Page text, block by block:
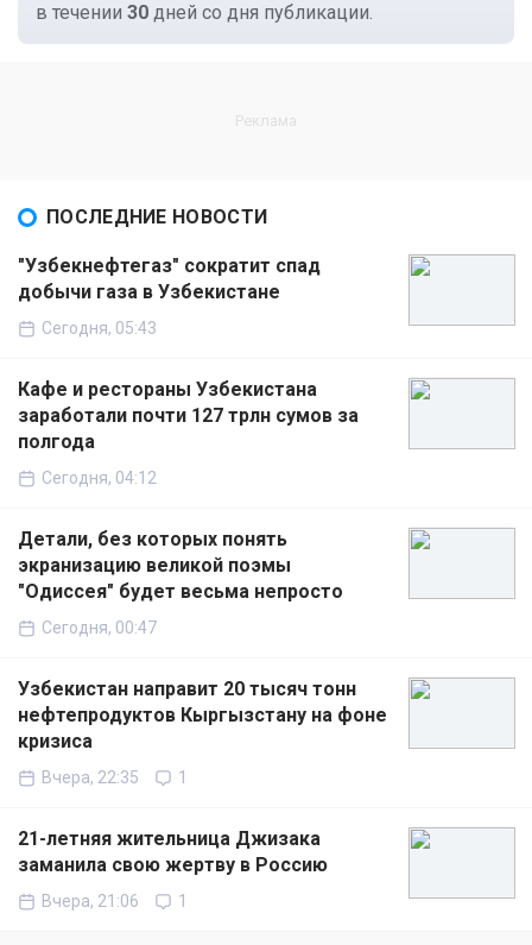
в течении 30 дней со дня публикации.
ПОСЛЕДНИЕ НОВОСТИ
"Узбекнефтегаз" сократит спад
добычи газа в Узбекистане
Сегодня, 05:43
Кафе и рестораны Узбекистана
заработали почти 127 трлн сумов за
полгода
Сегодня, 04:12
Детали, без которых понять
экранизацию великой поэмы
"Одиссея" будет весьма непросто
Сегодня, 00:47
Узбекистан направит 20 тысяч тонн
нефтепродуктов Кыргызстану на фоне
кризиса
Вчера, 22:35 1
21-летняя жительница Джизака
заманила свою жертву в Россию
Вчера, 21:06 1